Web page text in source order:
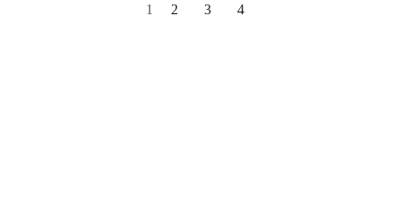
1 2 3 4